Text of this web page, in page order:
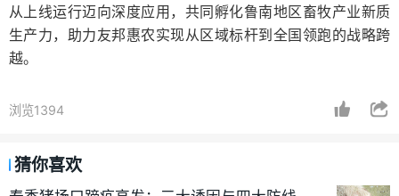
从上线运行迈向深度应用，共同孵化鲁南地区畜牧产业新质
生产力，助力友邦惠农实现从区域标杆到全国领跑的战略跨
越。
浏览1394
猜你喜欢